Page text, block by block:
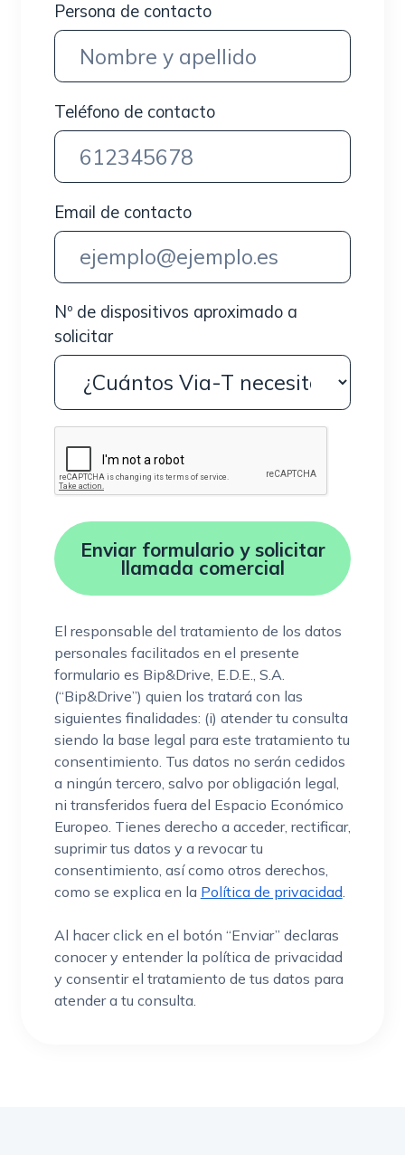
Persona de contacto
Teléfono de contacto
Email de contacto
Nº de dispositivos aproximado a
solicitar
Enviar formulario y solicitar
llamada comercial
El responsable del tratamiento de los datos
personales facilitados en el presente
formulario es Bip&Drive, E.D.E., S.A.
(“Bip&Drive”) quien los tratará con las
siguientes finalidades: (i) atender tu consulta
siendo la base legal para este tratamiento tu
consentimiento. Tus datos no serán cedidos
a ningún tercero, salvo por obligación legal,
ni transferidos fuera del Espacio Económico
Europeo. Tienes derecho a acceder, rectificar,
suprimir tus datos y a revocar tu
consentimiento, así como otros derechos,
como se explica en la Política de privacidad.
Al hacer click en el botón “Enviar” declaras
conocer y entender la política de privacidad
y consentir el tratamiento de tus datos para
atender a tu consulta.